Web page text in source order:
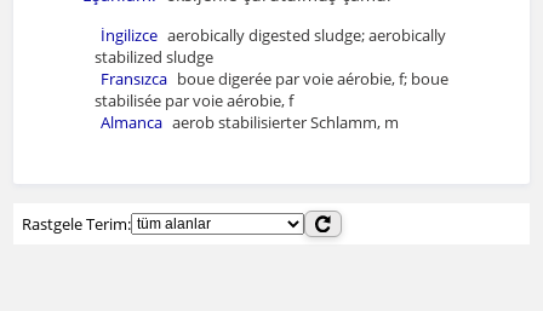
İngilizce aerobically digested sludge; aerobically
stabilized sludge
Fransızca boue digerée par voie aérobie, f; boue
stabilisée par voie aérobie, f
Almanca aerob stabilisierter Schlamm, m
Rastgele Terim: